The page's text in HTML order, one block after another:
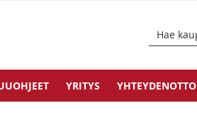
YRITYS YHTEYDENOTTO